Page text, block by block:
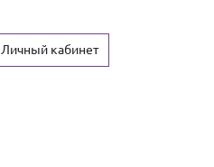
Личный кабинет